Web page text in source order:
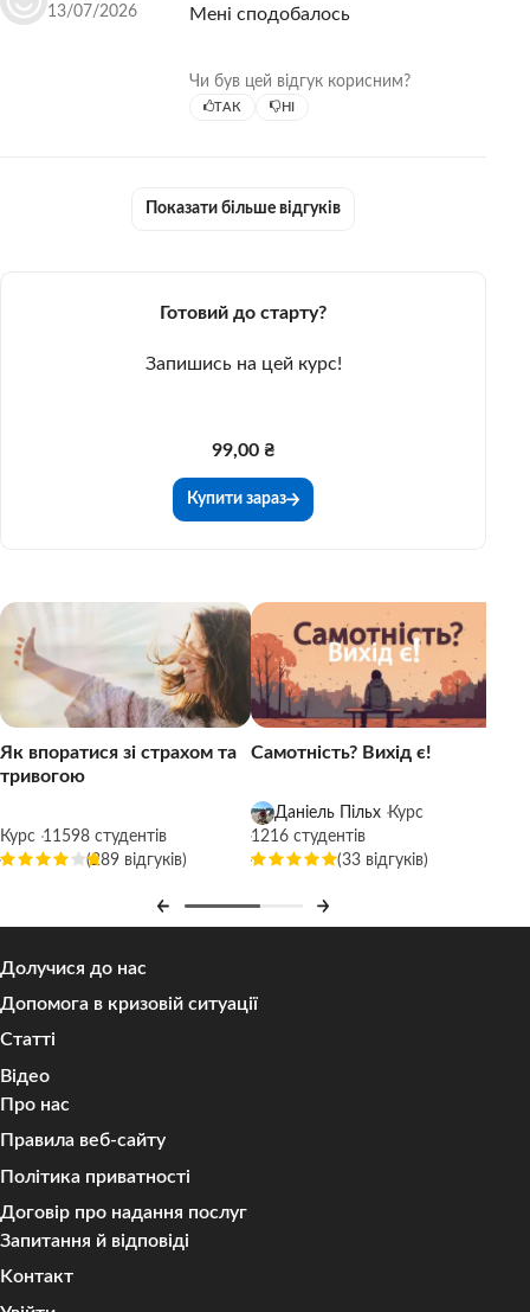
13/07/2026
Мені сподобалось
Чи був цей відгук корисним?
ТАК НІ
Показати більше відгуків
Готовий до старту?
Запишись на цей курс!
99,00 ₴
Купити зараз
Як впоратися зі страхом та
тривогою
Курс 11598 студентів
(289 відгуків)
Самотність? Вихід є!
Даніель Пільх Курс
1216 студентів
(33 відгуків)
Долучися до нас
Допомога в кризовій ситуації
Статті
Відео
Про нас
Правила веб-сайту
Політика приватності
Договір про надання послуг
Запитання й відповіді
Kонтакт